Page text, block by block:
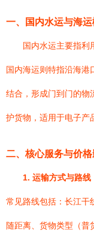
一、国内水运与海
国内水运主要指利
国内海运则特指沿海港
结合，形成门到门的物
护货物，适用于电子产
二、核心服务与价
1. 运输方式与路线
常见路线包括：长江干
随距离、货物类型（普